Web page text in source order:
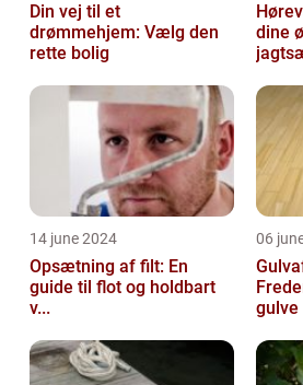
Din vej til et
drømmehjem: Vælg den
rette bolig
dine
14 june 2024
Opsætning af filt: En
guide til flot og holdbart
v...
06
gulve